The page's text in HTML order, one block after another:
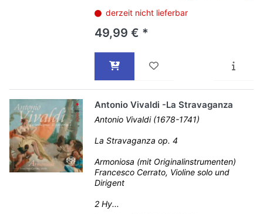
derzeit nicht lieferbar
49,99 € *
Antonio Vivaldi -La Stravaganza
Antonio Vivaldi (1678-1741)
La Stravaganza op. 4
Armoniosa (mit Originalinstrumenten)
Francesco Cerrato, Violine solo und
Dirigent
2 Hy...